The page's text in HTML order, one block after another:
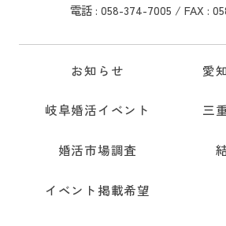
電話 : 058-374-7005 / FAX :
お知らせ 愛
岐阜婚活イベント 三
婚活市場調査
イベント掲載希望